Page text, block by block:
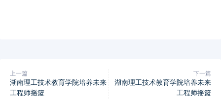
上一篇
湖南理工技术教育学院培养未来
工程师摇篮
下一篇
湖南理工技术教育学院培养未来
工程师摇篮